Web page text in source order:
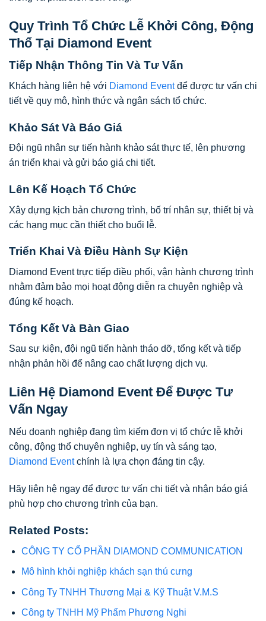
Quy Trình Tổ Chức Lễ Khởi Công, Động
Thổ Tại Diamond Event
Tiếp Nhận Thông Tin Và Tư Vấn
Khách hàng liên hệ với Diamond Eventđể được tư vấn chi
tiết về quy mô, hình thức và ngân sách tổ chức.
Khảo Sát Và Báo Giá
Đội ngũ nhân sự tiến hành khảo sát thực tế, lên phương
án triển khai và gửi báo giá chi tiết.
Lên Kế Hoạch Tổ Chức
Xây dựng kịch bản chương trình, bố trí nhân sự, thiết bị và
các hạng mục cần thiết cho buổi lễ.
Triển Khai Và Điều Hành Sự Kiện
Diamond Event trực tiếp điều phối, vận hành chương trình
nhằm đảm bảo mọi hoạt động diễn ra chuyên nghiệp và
đúng kế hoạch.
Tổng Kết Và Bàn Giao
Sau sự kiện, đội ngũ tiến hành tháo dỡ, tổng kết và tiếp
nhận phản hồi để nâng cao chất lượng dịch vụ.
Liên Hệ Diamond Event Để Được Tư
Vấn Ngay
Nếu doanh nghiệp đang tìm kiếm đơn vị tổ chức lễ khởi
công, động thổ chuyên nghiệp, uy tín và sáng tạo,
Diamond Eventchính là lựa chọn đáng tin cậy.
Hãy liên hệ ngay để được tư vấn chi tiết và nhận báo giá
phù hợp cho chương trình của bạn.
Related Posts:
CÔNG TY CỔ PHẦN DIAMOND COMMUNICATION
Mô hình khỏi nghiệp khách sạn thú cưng
Công Ty TNHH Thương Mại & Kỹ Thuật V.M.S
Công ty TNHH Mỹ Phẩm Phương Nghi